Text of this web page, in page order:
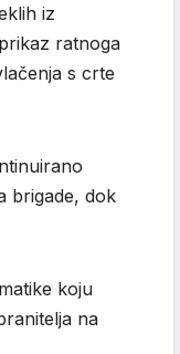
iz
ratnoga
s crte
brigade, dok
koju
na